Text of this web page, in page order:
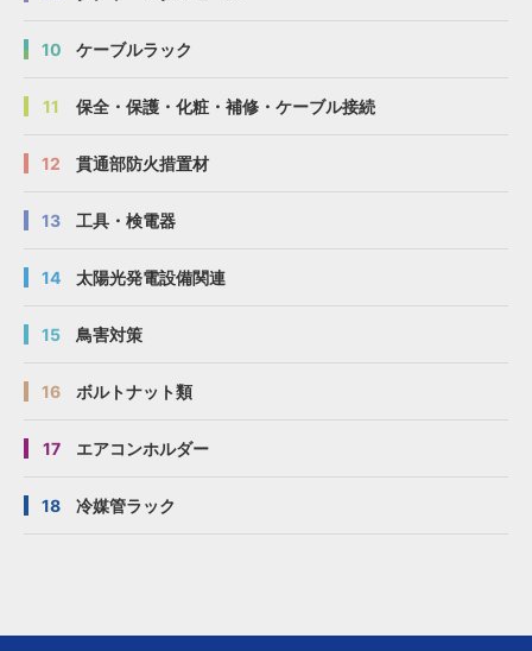
10 ケーブルラック
11 保全・保護・化粧・補修・ケーブル接続
12 貫通部防火措置材
13 工具・検電器
14 太陽光発電設備関連
15 鳥害対策
16 ボルトナット類
17 エアコンホルダー
18 冷媒管ラック